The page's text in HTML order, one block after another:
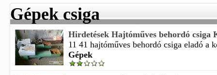
Gépek csiga
Hirdetések Hajtóműves behordó csiga
11 41 hajtóműves behordó csiga eladó a
Gépek